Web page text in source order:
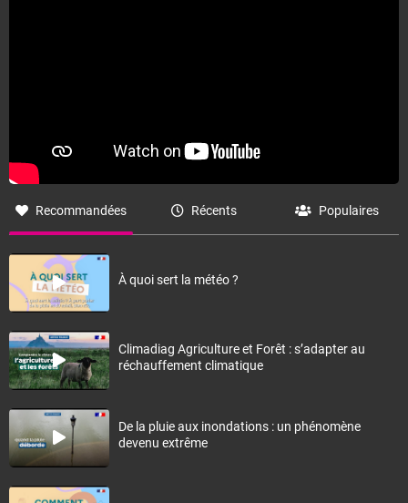
Recommandées Récents Populaires
À quoi sert la météo ?
Climadiag Agriculture et Forêt : s’adapter au
réchauffement climatique
De la pluie aux inondations : un phénomène
devenu extrême